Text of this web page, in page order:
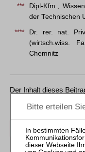
***
Dipl-Kfm.,
der Technischen
****
Dr. rer. nat.
(wirtsch.wiss.
Chemnitz
Der Inhalt dieses
Für Abonnenten ist der
Rechtsprechung frei.
Login